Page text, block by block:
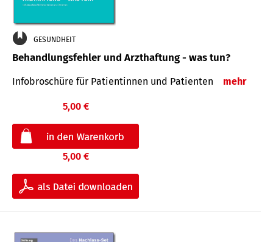
GESUNDHEIT
Behandlungsfehler und Arzthaftung - was tun?
Infobroschüre für Patientinnen und Patienten mehr
5,00 €
5,00 €